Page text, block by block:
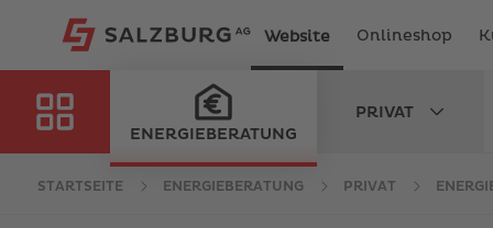
Website Onlineshop
PRIVAT
ENERGIEBERATUNG
STARTSEITE ENERGIEBERATUNG PRIVAT